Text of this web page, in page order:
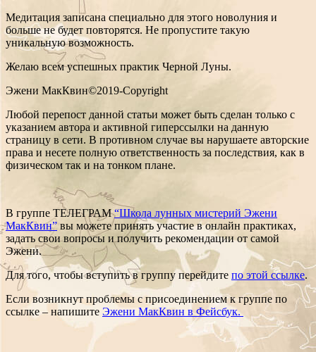
Медитация записана специально для этого новолуния и
больше не будет повторятся. Не пропустите такую
уникальную возможность.
Желаю всем успешных практик Черной Луны.
Эжени МакКвин©2019-Copyright
Любой перепост данной статьи может быть сделан только с
указанием автора и активной гиперссылки на данную
страницу в сети. В противном случае вы нарушаете авторские
права и несете полную ответственность за последствия, как в
физическом так и на тонком плане.
В группе ТЕЛЕГРАМ“Школа лунных мистерий Эжени
МакКвин” вы можете принять участие в онлайн практиках,
задать свои вопросы и получить рекомендации от самой
Эжени.
Для того, чтобы вступить в группу перейдите по этой ссылке.
Если возникнут проблемы с присоединением к группе по
ссылке – напишите Эжени МакКвин в Фейсбук.